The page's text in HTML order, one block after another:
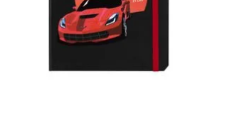
A5
COMPRAR